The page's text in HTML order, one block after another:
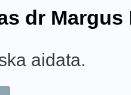
dr Margus
aidata.